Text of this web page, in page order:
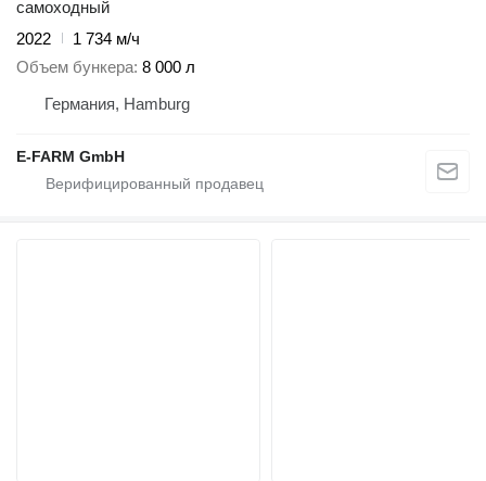
самоходный
2022
1 734 м/ч
Объем бункера 8 000 л
Германия, Hamburg
E-FARM GmbH